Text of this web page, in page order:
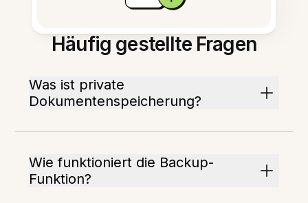
Häufig gestellte Fragen
Was ist private
Dokumentenspeicherung?
Wie funktioniert die Backup-
Funktion?